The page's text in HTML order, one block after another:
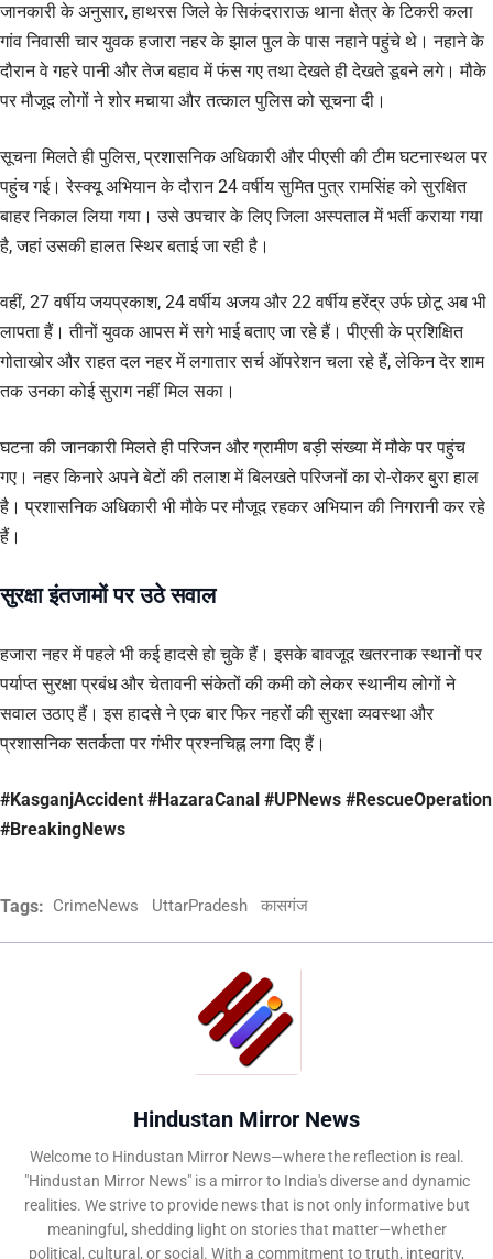
जानकारी के अनुसार, हाथरस जिले के सिकंदराराऊ थाना क्षेत्र के टिकरी कला
गांव निवासी चार युवक हजारा नहर के झाल पुल के पास नहाने पहुंचे थे। नहाने के
दौरान वे गहरे पानी और तेज बहाव में फंस गए तथा देखते ही देखते डूबने लगे। मौके
पर मौजूद लोगों ने शोर मचाया और तत्काल पुलिस को सूचना दी।
सूचना मिलते ही पुलिस, प्रशासनिक अधिकारी और पीएसी की टीम घटनास्थल पर
पहुंच गई। रेस्क्यू अभियान के दौरान 24 वर्षीय सुमित पुत्र रामसिंह को सुरक्षित
बाहर निकाल लिया गया। उसे उपचार के लिए जिला अस्पताल में भर्ती कराया गया
है, जहां उसकी हालत स्थिर बताई जा रही है।
वहीं, 27 वर्षीय जयप्रकाश, 24 वर्षीय अजय और 22 वर्षीय हरेंद्र उर्फ छोटू अब भी
लापता हैं। तीनों युवक आपस में सगे भाई बताए जा रहे हैं। पीएसी के प्रशिक्षित
गोताखोर और राहत दल नहर में लगातार सर्च ऑपरेशन चला रहे हैं, लेकिन देर शाम
तक उनका कोई सुराग नहीं मिल सका।
घटना की जानकारी मिलते ही परिजन और ग्रामीण बड़ी संख्या में मौके पर पहुंच
गए। नहर किनारे अपने बेटों की तलाश में बिलखते परिजनों का रो-रोकर बुरा हाल
है। प्रशासनिक अधिकारी भी मौके पर मौजूद रहकर अभियान की निगरानी कर रहे
हैं।
सुरक्षा इंतजामों पर उठे सवाल
हजारा नहर में पहले भी कई हादसे हो चुके हैं। इसके बावजूद खतरनाक स्थानों पर
पर्याप्त सुरक्षा प्रबंध और चेतावनी संकेतों की कमी को लेकर स्थानीय लोगों ने
सवाल उठाए हैं। इस हादसे ने एक बार फिर नहरों की सुरक्षा व्यवस्था और
प्रशासनिक सतर्कता पर गंभीर प्रश्नचिह्न लगा दिए हैं।
#KasganjAccident #HazaraCanal #UPNews #RescueOperation
#BreakingNews
Tags: CrimeNews UttarPradesh कासगंज
Hindustan Mirror News
Welcome to Hindustan Mirror News—where the reflection is real.
"Hindustan Mirror News" is a mirror to India's diverse and dynamic
realities. We strive to provide news that is not only informative but
meaningful, shedding light on stories that matter—whether
political, cultural, or social. With a commitment to truth, integrity,